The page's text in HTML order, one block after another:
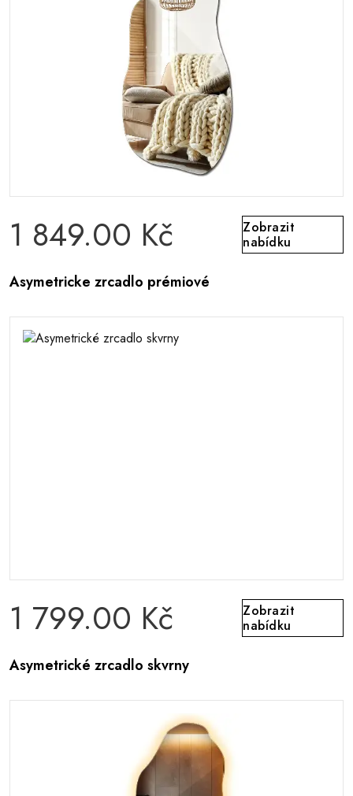
1 849.00 Kč
Zobrazit
nabídku
Asymetricke zrcadlo prémiové
1 799.00 Kč
Zobrazit
nabídku
Asymetrické zrcadlo skvrny